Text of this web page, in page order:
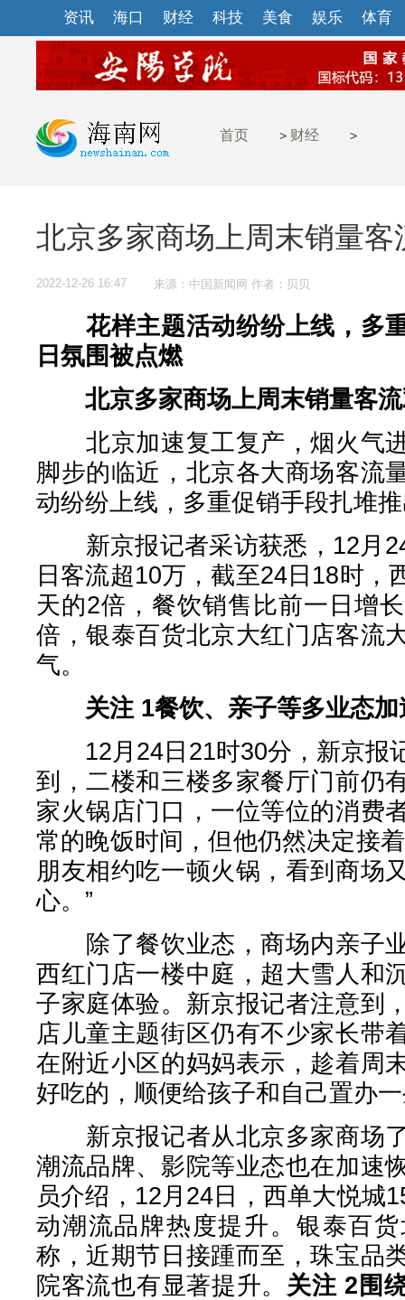
资讯 海口 财经 科技 美食 娱乐 体育
首页 > 财经 >
北京多家商场上周末销量客
2022-12-26 16:47 来源：中国新闻网 作者：贝贝
花样主题活动纷纷上线，多
日氛围被点燃
北京多家商场上周末销量客
北京加速复工复产，烟火气
脚步的临近，北京各大商场客流
动纷纷上线，多重促销手段扎堆
新京报记者采访获悉，12月
日客流超10万，截至24日18时，
天的2倍，餐饮销售比前一日增
倍，银泰百货北京大红门店客流
气。
关注 1餐饮、亲子等多业态
12月24日21时30分，新京报
到，二楼和三楼多家餐厅门前仍
家火锅店门口，一位等位的消费
常的晚饭时间，但他仍然决定接
朋友相约吃一顿火锅，看到商场
心。”
除了餐饮业态，商场内亲子
西红门店一楼中庭，超大雪人和
子家庭体验。新京报记者注意到
店儿童主题街区仍有不少家长带
在附近小区的妈妈表示，趁着周
好吃的，顺便给孩子和自己置办
新京报记者从北京多家商场
潮流品牌、影院等业态也在加速
员介绍，12月24日，西单大悦城
动潮流品牌热度提升。银泰百
称，近期节日接踵而至，珠宝品
院客流也有显著提升。 关注 2 围